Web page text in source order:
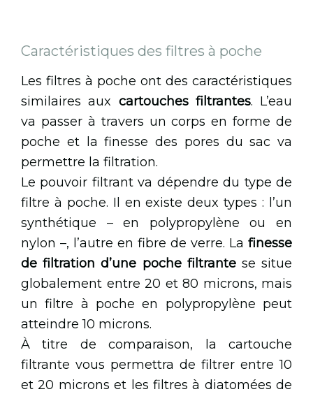
Caractéristiques des filtres à poche
Les filtres à poche ont des caractéristiques
similaires aux cartouches filtrantes. L’eau
va passer à travers un corps en forme de
poche et la finesse des pores du sac va
permettre la filtration.
Le pouvoir filtrant va dépendre du type de
filtre à poche. Il en existe deux types : l’un
synthétique – en polypropylène ou en
nylon –, l’autre en fibre de verre. La finesse
de filtration d’une poche filtrante se situe
globalement entre 20 et 80 microns, mais
un filtre à poche en polypropylène peut
atteindre 10 microns.
À titre de comparaison, la cartouche
filtrante vous permettra de filtrer entre 10
et 20 microns et les filtres à diatomées de